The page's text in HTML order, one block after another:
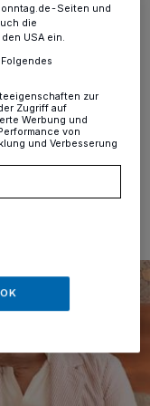
7. Juli, um 20
Seiten und
die
USA ein.
zur
Zugriff auf
Werbung und
von
und Verbesserung
OK